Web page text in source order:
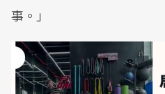
事。」